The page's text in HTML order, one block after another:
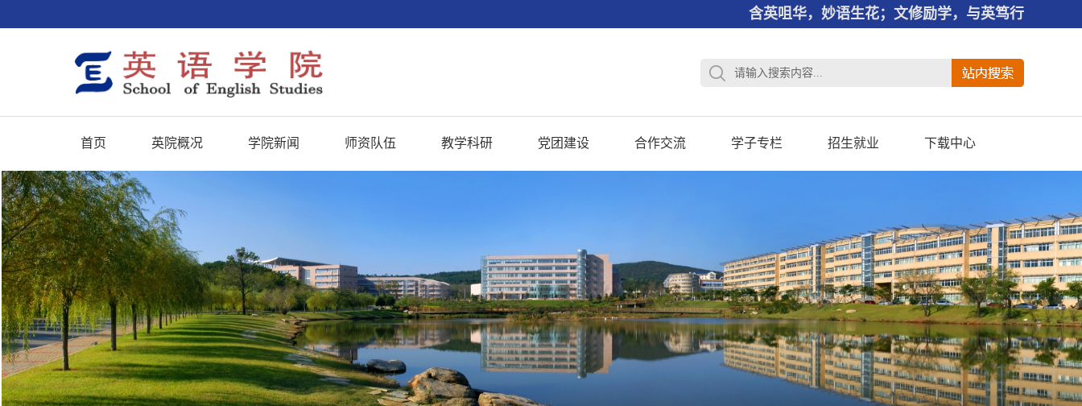
含英咀华，妙语生花；文修励学，与英笃行
首页 英院概况 学院新闻 师资队伍 教学科研 党团建设 合作交流 学子专栏 招生就业 下载中心